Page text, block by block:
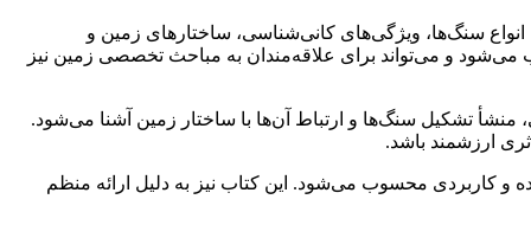
انواع سنگ‌ها، ویژگی‌های کانی‌شناسی، ساختارهای زمین و
و می‌تواند برای علاقه‌مندان به مباحث تخصصی زمین نیز
منشأ تشکیل سنگ‌ها و ارتباط آن‌ها با ساختار زمین آشنا می‌شود.
و کاربردی محسوب می‌شود. این کتاب نیز به دلیل ارائه منظم